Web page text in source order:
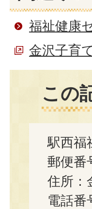
福祉健康
金沢子育
この
駅西福
郵便
住所：
電話